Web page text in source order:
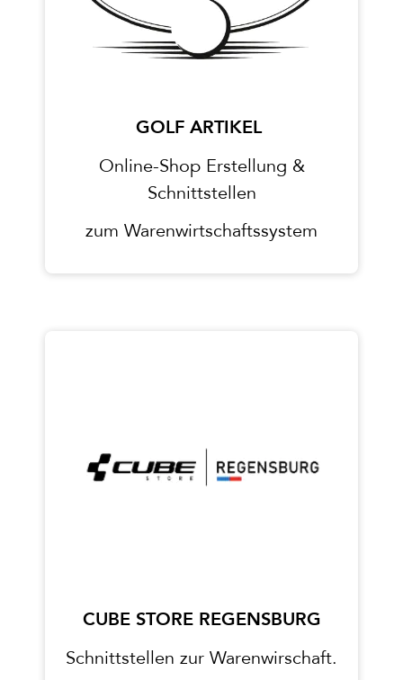
GOLF ARTIKEL
Online-Shop Erstellung &
Schnittstellen
zum Warenwirtschaftssystem
CUBE STORE REGENSBURG
Schnittstellen zur Warenwirschaft.